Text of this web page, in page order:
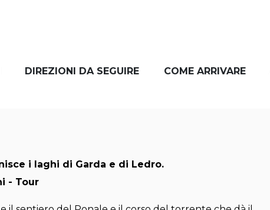
DIREZIONI DA SEGUIRE COME ARRIVARE
i laghi di Garda e di Ledro.
- Tour